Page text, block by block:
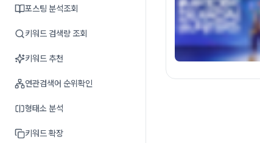
포스팅 분석조회
키워드 검색량 조회
키워드 추천
연관검색어 순위확인
형태소 분석
키워드 확장